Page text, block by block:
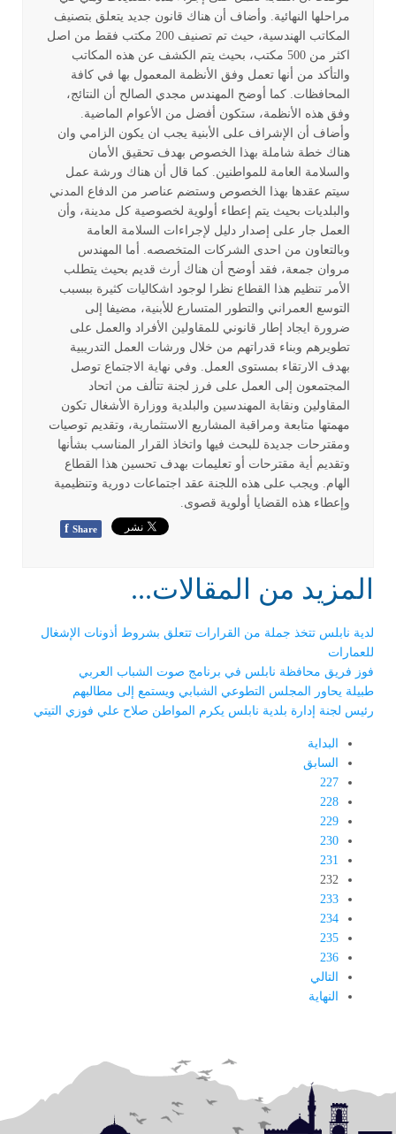
مراحلها النهائية. وأضاف أن هناك قانون جديد يتعلق بتصنيف
المكاتب الهندسية، حيث تم تصنيف 200 مكتب فقط من اصل
اكثر من 500 مكتب، بحيث يتم الكشف عن هذه المكاتب
والتأكد من أنها تعمل وفق الأنظمة المعمول بها في كافة
المحافظات. كما أوضح المهندس مجدي الصالح أن النتائج،
وفق هذه الأنظمة، ستكون أفضل من الأعوام الماضية.
وأضاف أن الإشراف على الأبنية يجب ان يكون الزامي وان
هناك خطة شاملة بهذا الخصوص بهدف تحقيق الأمان
والسلامة العامة للمواطنين. كما قال أن هناك ورشة عمل
سيتم عقدها بهذا الخصوص وستضم عناصر من الدفاع المدني
والبلديات بحيث يتم إعطاء أولوية لخصوصية كل مدينة، وأن
العمل جار على إصدار دليل لإجراءات السلامة العامة
وبالتعاون من احدى الشركات المتخصصه. أما المهندس
مروان جمعة، فقد أوضح أن هناك أرث قديم بحيث يتطلب
الأمر تنظيم هذا القطاع نظرا لوجود اشكاليات كثيرة ببسبب
التوسع العمراني والتطور المتسارع للأبنية، مضيفا إلى
ضرورة ايجاد إطار قانوني للمقاولين الأفراد والعمل على
تطويرهم وبناء قدراتهم من خلال ورشات العمل التدريبية
بهدف الارتقاء بمستوى العمل. وفي نهاية الاجتماع توصل
المجتمعون إلى العمل على فرز لجنة تتألف من اتحاد
المقاولين ونقابة المهندسين والبلدية ووزارة الأشغال تكون
مهمتها متابعة ومراقبة المشاريع الاستثمارية، وتقديم توصيات
ومقترحات جديدة للبحث فيها واتخاذ القرار المناسب بشأنها
وتقديم أية مقترحات أو تعليمات بهدف تحسين هذا القطاع
الهام. ويجب على هذه اللجنة عقد اجتماعات دورية وتنظيمية
وإعطاء هذه القضايا أولوية قصوى.
f Share
المزيد من المقالات...
لدية نابلس تتخذ جملة من القرارات تتعلق بشروط أذونات الإشغال
للعمارات
فوز فريق محافظة نابلس في برنامج صوت الشباب العربي
طبيلة يحاور المجلس التطوعي الشبابي ويستمع إلى مطالبهم
رئيس لجنة إدارة بلدية نابلس يكرم المواطن صلاح علي فوزي التيتي
البداية
السابق
227
228
229
230
231
232
233
234
235
236
التالي
النهاية